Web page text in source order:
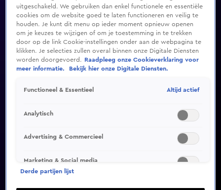
Video helaas niet gevonden
uitgeschakeld. We gebruiken dan enkel functionele en essentiële
cookies om de website goed te laten functioneren en veilig te
houden. Je kunt dit menu op ieder moment opnieuw openen
om je keuzes te wijzigen of om je toestemming in te trekken
door op de link Cookie-instellingen onder aan de webpagina te
klikken. Je selecties zullen overal binnen onze Digitale Diensten
worden doorgevoerd.
Raadpleeg onze Cookieverklaring voor
meer informatie.
Bekijk hier onze Digitale Diensten.
Functioneel & Essentieel Altijd actief
Analytisch
Advertising & Commercieel
Marketing & Social media
Derde partijen lijst